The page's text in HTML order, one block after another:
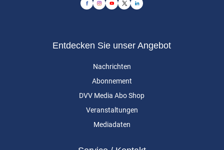
Entdecken Sie unser Angebot
Nachrichten
Abonnement
DVV Media Abo Shop
Veranstaltungen
Mediadaten